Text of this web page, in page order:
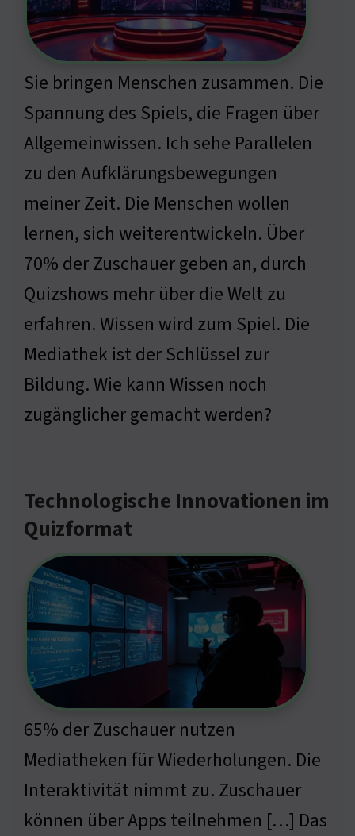
Sie bringen Menschen zusammen. Die
Spannung des Spiels, die Fragen über
Allgemeinwissen. Ich sehe Parallelen
zu den Aufklärungsbewegungen
meiner Zeit. Die Menschen wollen
lernen, sich weiterentwickeln. Über
70% der Zuschauer geben an, durch
Quizshows mehr über die Welt zu
erfahren. Wissen wird zum Spiel. Die
Mediathek ist der Schlüssel zur
Bildung. Wie kann Wissen noch
zugänglicher gemacht werden?
Technologische Innovationen im
Quizformat
65% der Zuschauer nutzen
Mediatheken für Wiederholungen. Die
Interaktivität nimmt zu. Zuschauer
können über Apps teilnehmen […] Das